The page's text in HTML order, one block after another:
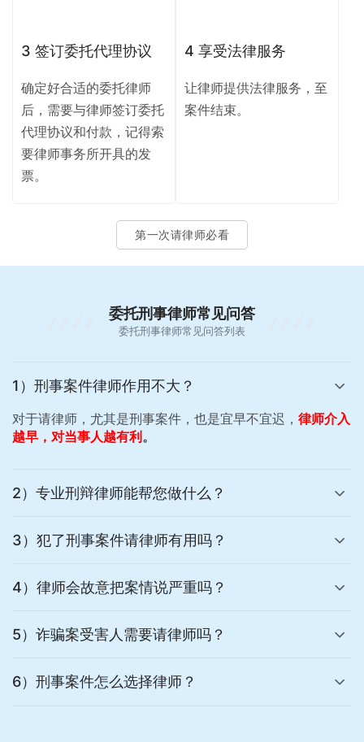
3 签订委托代理协议
确定好合适的委托律师
后，需要与律师签订委托
代理协议和付款，记得索
要律师事务所开具的发
票。
4 享受法律服务
让律师提供法律服务，至
案件结束。
第一次请律师必看
委托刑事律师常见问答
委托刑事律师常见问答列表
1）刑事案件律师作用不大？
对于请律师，尤其是刑事案件，也是宜早不宜迟， 律师介入
越早，对当事人越有利。
2）专业刑辩律师能帮您做什么？
3）犯了刑事案件请律师有用吗？
4）律师会故意把案情说严重吗？
5）诈骗案受害人需要请律师吗？
6）刑事案件怎么选择律师？